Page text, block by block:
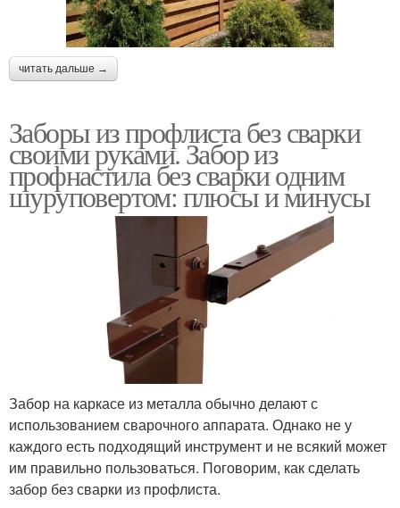
читать дальше →
Заборы из профлиста без сварки
своими руками. Забор из
профнастила без сварки одним
шуруповертом: плюсы и минусы
Забор на каркасе из металла обычно делают с
использованием сварочного аппарата. Однако не у
каждого есть подходящий инструмент и не всякий может
им правильно пользоваться. Поговорим, как сделать
забор без сварки из профлиста.